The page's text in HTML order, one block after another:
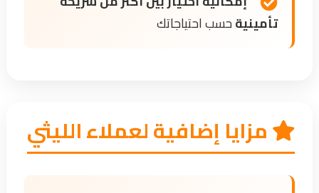
تأمينيةحسب احتياجاتك
مزايا إضافية لعملاء الليثي